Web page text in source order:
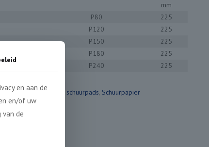
mm
P80
225
P120
225
P150
225
P180
225
P240 225
Categorieën: Polijst & schuurpads, Schuurpapier
en aan de
en/of uw
van de